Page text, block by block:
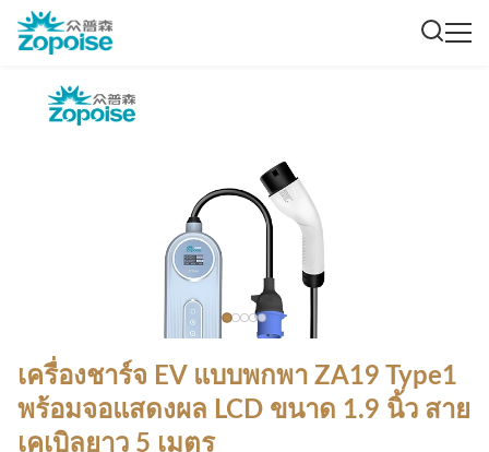
เครื่องชาร์จ EV แบบพกพา ZA19 Type1
พร้อมจอแสดงผล LCD ขนาด 1.9 นิ้ว สาย
เคเบิลยาว 5 เมตร